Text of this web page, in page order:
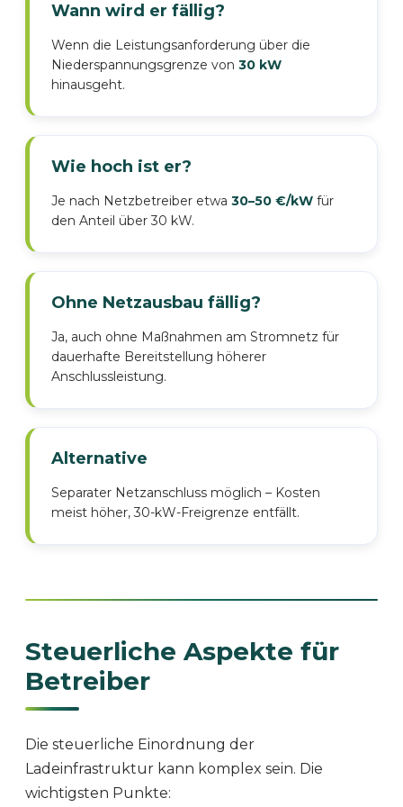
Wann wird er fällig?
Wenn die Leistungsanforderung über die
Niederspannungsgrenze von 30 kW
hinausgeht.
Wie hoch ist er?
Je nach Netzbetreiber etwa 30–50 €/kW für
den Anteil über 30 kW.
Ohne Netzausbau fällig?
Ja, auch ohne Maßnahmen am Stromnetz für
dauerhafte Bereitstellung höherer
Anschlussleistung.
Alternative
Separater Netzanschluss möglich – Kosten
meist höher, 30-kW-Freigrenze entfällt.
Steuerliche Aspekte für
Betreiber
Die steuerliche Einordnung der
Ladeinfrastruktur kann komplex sein. Die
wichtigsten Punkte: